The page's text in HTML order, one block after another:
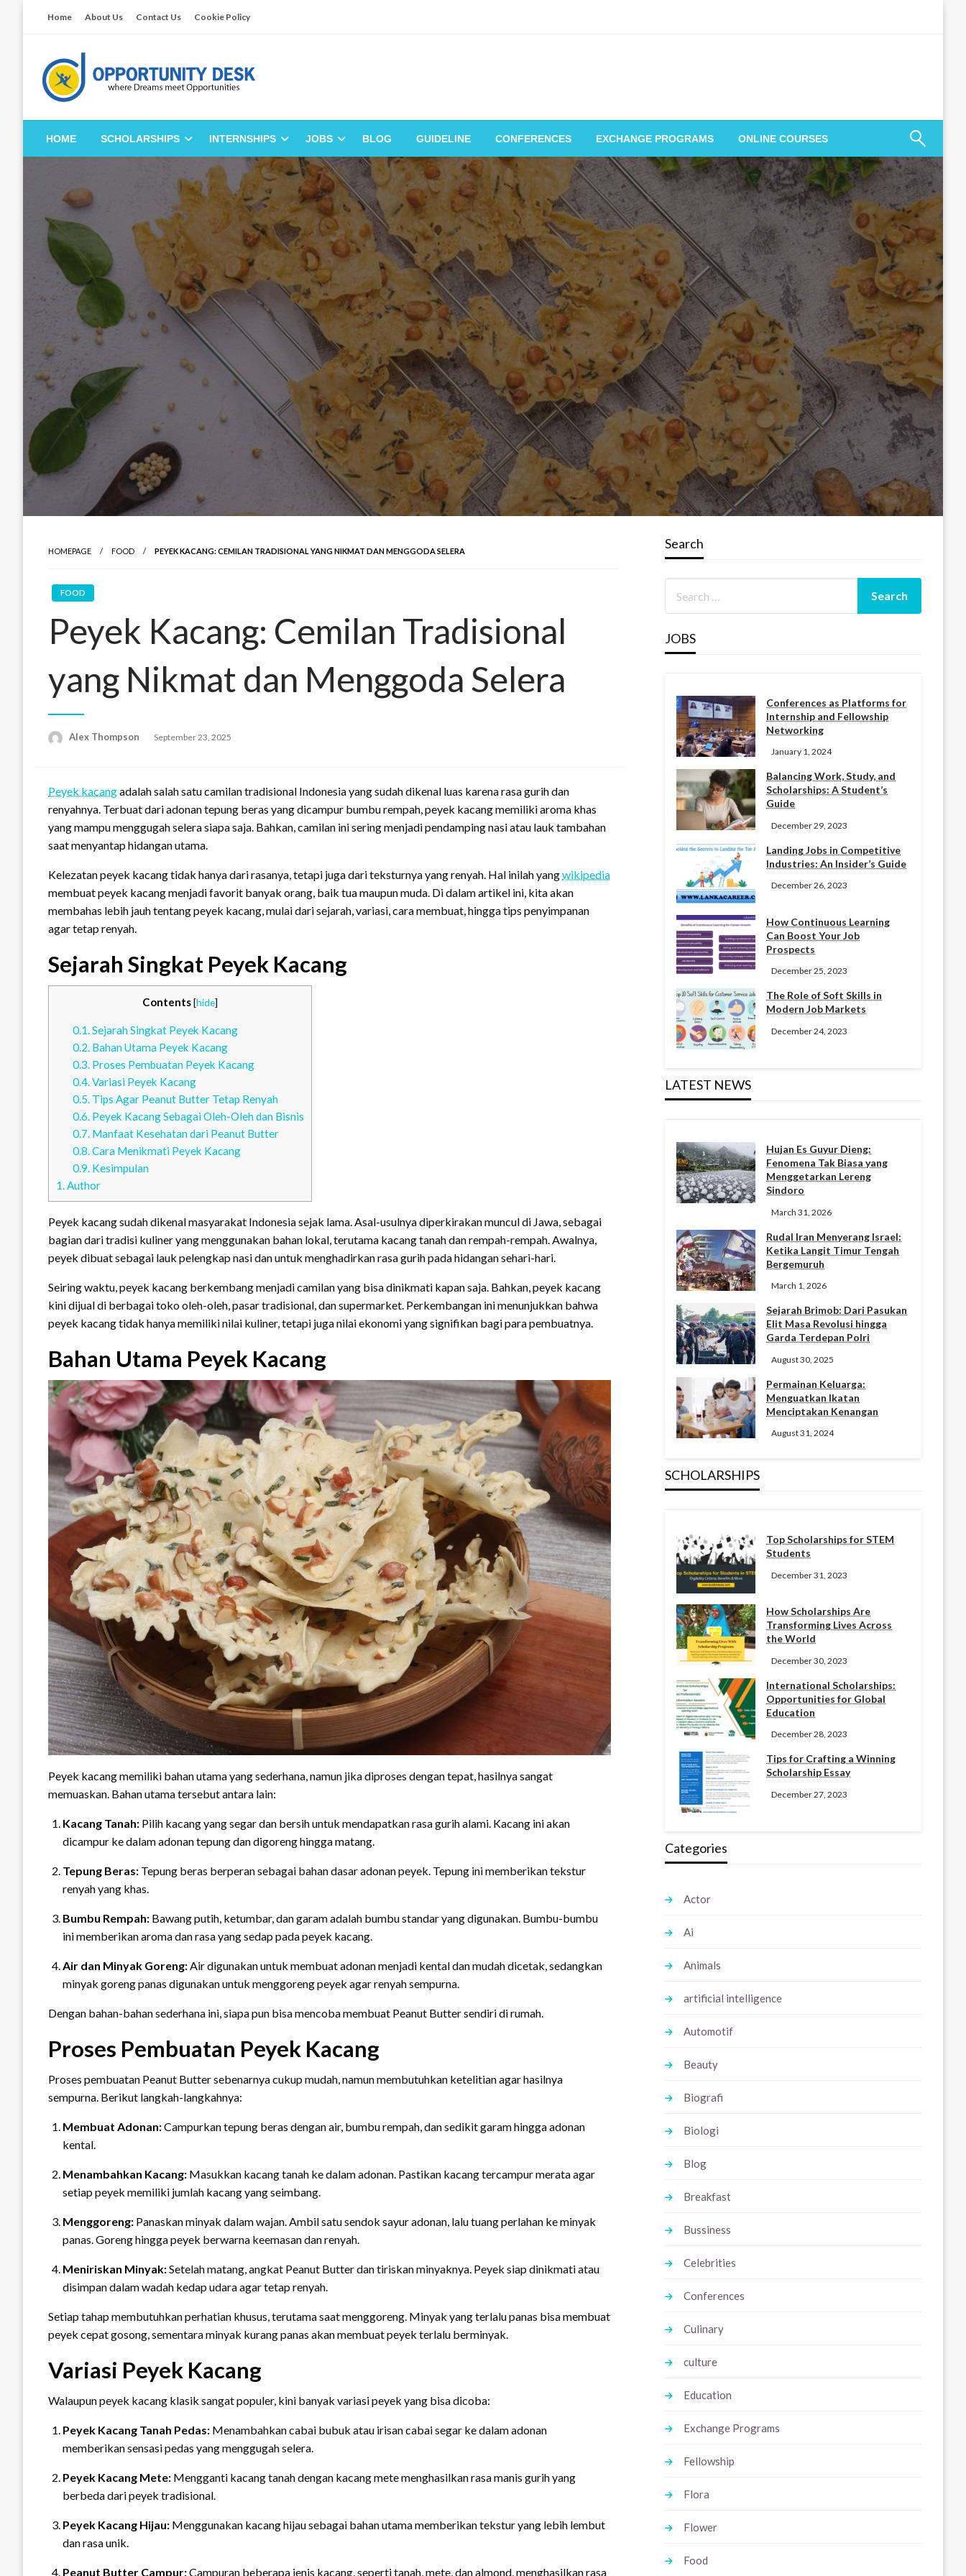
Home About Us Contact Us Cookie Policy
Opportunity Desk
Empowering Your Path to Opportunities
HOME SCHOLARSHIPS INTERNSHIPS JOBS BLOG GUIDELINE CONFERENCES EXCHANGE PROGRAMS ONLINE COURSES
HOMEPAGE FOOD PEYEK KACANG: CEMILAN TRADISIONAL YANG NIKMAT DAN MENGGODA SELERA
FOOD
Peyek Kacang: Cemilan Tradisional
yang Nikmat dan Menggoda Selera
Alex Thompson
Posted
September 23, 2025
Peyek kacangadalah salah satu camilan tradisional Indonesia yang sudah dikenal luas karena rasa gurih dan
renyahnya. Terbuat dari adonan tepung beras yang dicampur bumbu rempah, peyek kacang memiliki aroma khas
yang mampu menggugah selera siapa saja. Bahkan, camilan ini sering menjadi pendamping nasi atau lauk tambahan
saat menyantap hidangan utama.
Kelezatan peyek kacang tidak hanya dari rasanya, tetapi juga dari teksturnya yang renyah. Hal inilah yangwikipedia
membuat peyek kacang menjadi favorit banyak orang, baik tua maupun muda. Di dalam artikel ini, kita akan
membahas lebih jauh tentang peyek kacang, mulai dari sejarah, variasi, cara membuat, hingga tips penyimpanan
agar tetap renyah.
Sejarah Singkat Peyek Kacang
Contents[hide]
0.1.Sejarah Singkat Peyek Kacang
0.2.Bahan Utama Peyek Kacang
0.3.Proses Pembuatan Peyek Kacang
0.4.Variasi Peyek Kacang
0.5.Tips Agar Peanut Butter Tetap Renyah
0.6.Peyek Kacang Sebagai Oleh-Oleh dan Bisnis
0.7.Manfaat Kesehatan dari Peanut Butter
0.8.Cara Menikmati Peyek Kacang
0.9.Kesimpulan
1.Author
Peyek kacang sudah dikenal masyarakat Indonesia sejak lama. Asal-usulnya diperkirakan muncul di Jawa, sebagai
bagian dari tradisi kuliner yang menggunakan bahan lokal, terutama kacang tanah dan rempah-rempah. Awalnya,
peyek dibuat sebagai lauk pelengkap nasi dan untuk menghadirkan rasa gurih pada hidangan sehari-hari.
Seiring waktu, peyek kacang berkembang menjadi camilan yang bisa dinikmati kapan saja. Bahkan, peyek kacang
kini dijual di berbagai toko oleh-oleh, pasar tradisional, dan supermarket. Perkembangan ini menunjukkan bahwa
peyek kacang tidak hanya memiliki nilai kuliner, tetapi juga nilai ekonomi yang signifikan bagi para pembuatnya.
Bahan Utama Peyek Kacang
Peyek kacang memiliki bahan utama yang sederhana, namun jika diproses dengan tepat, hasilnya sangat
memuaskan. Bahan utama tersebut antara lain:
Kacang Tanah: Pilih kacang yang segar dan bersih untuk mendapatkan rasa gurih alami. Kacang ini akan
dicampur ke dalam adonan tepung dan digoreng hingga matang.
Tepung Beras: Tepung beras berperan sebagai bahan dasar adonan peyek. Tepung ini memberikan tekstur
renyah yang khas.
Bumbu Rempah: Bawang putih, ketumbar, dan garam adalah bumbu standar yang digunakan. Bumbu-bumbu
ini memberikan aroma dan rasa yang sedap pada peyek kacang.
Air dan Minyak Goreng:Air digunakan untuk membuat adonan menjadi kental dan mudah dicetak, sedangkan
minyak goreng panas digunakan untuk menggoreng peyek agar renyah sempurna.
Dengan bahan-bahan sederhana ini, siapa pun bisa mencoba membuat Peanut Butter sendiri di rumah.
Proses Pembuatan Peyek Kacang
Proses pembuatan Peanut Butter sebenarnya cukup mudah, namun membutuhkan ketelitian agar hasilnya
sempurna. Berikut langkah-langkahnya:
Membuat Adonan:Campurkan tepung beras dengan air, bumbu rempah, dan sedikit garam hingga adonan
kental.
Menambahkan Kacang: Masukkan kacang tanah ke dalam adonan. Pastikan kacang tercampur merata agar
setiap peyek memiliki jumlah kacang yang seimbang.
Menggoreng: Panaskan minyak dalam wajan. Ambil satu sendok sayur adonan, lalu tuang perlahan ke minyak
panas. Goreng hingga peyek berwarna keemasan dan renyah.
Meniriskan Minyak:Setelah matang, angkat Peanut Butter dan tiriskan minyaknya. Peyek siap dinikmati atau
disimpan dalam wadah kedap udara agar tetap renyah.
Setiap tahap membutuhkan perhatian khusus, terutama saat menggoreng. Minyak yang terlalu panas bisa membuat
peyek cepat gosong, sementara minyak kurang panas akan membuat peyek terlalu berminyak.
Variasi Peyek Kacang
Walaupun peyek kacang klasik sangat populer, kini banyak variasi peyek yang bisa dicoba:
Peyek Kacang Tanah Pedas: Menambahkan cabai bubuk atau irisan cabai segar ke dalam adonan
memberikan sensasi pedas yang menggugah selera.
Peyek Kacang Mete: Mengganti kacang tanah dengan kacang mete menghasilkan rasa manis gurih yang
berbeda dari peyek tradisional.
Peyek Kacang Hijau: Menggunakan kacang hijau sebagai bahan utama memberikan tekstur yang lebih lembut
dan rasa unik.
Peanut Butter Campur:Campuran beberapa jenis kacang, seperti tanah, mete, dan almond, menghasilkan rasa
Search
JOBS
Conferences as Platforms for
Internship and Fellowship
Networking
January 1, 2024
Balancing Work, Study, and
Scholarships: A Student’s
Guide
December 29, 2023
Landing Jobs in Competitive
Industries: An Insider’s Guide
December 26, 2023
How Continuous Learning
Can Boost Your Job
Prospects
December 25, 2023
The Role of Soft Skills in
Modern Job Markets
December 24, 2023
LATEST NEWS
Hujan Es Guyur Dieng:
Fenomena Tak Biasa yang
Menggetarkan Lereng
Sindoro
March 31, 2026
Rudal Iran Menyerang Israel:
Ketika Langit Timur Tengah
Bergemuruh
March 1, 2026
Sejarah Brimob: Dari Pasukan
Elit Masa Revolusi hingga
Garda Terdepan Polri
August 30, 2025
Permainan Keluarga:
Menguatkan Ikatan
Menciptakan Kenangan
August 31, 2024
SCHOLARSHIPS
Top Scholarships for STEM
Students
December 31, 2023
How Scholarships Are
Transforming Lives Across
the World
December 30, 2023
International Scholarships:
Opportunities for Global
Education
December 28, 2023
Tips for Crafting a Winning
Scholarship Essay
December 27, 2023
Categories
Actor
Ai
Animals
artificial intelligence
Automotif
Beauty
Biografi
Biologi
Blog
Breakfast
Bussiness
Celebrities
Conferences
Culinary
culture
Education
Exchange Programs
Fellowship
Flora
Flower
Food